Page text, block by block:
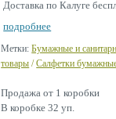
Доставка по Калуге
подробнее
Метки: Бумажные и
товары /Салфетки
Продажа от 1 коробки
В коробке 32 уп.